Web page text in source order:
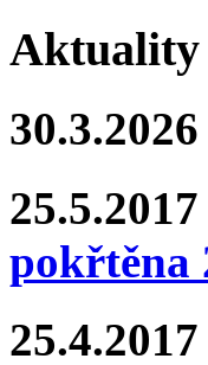
Aktuality
30.3.2026
25.5.2017
pokřtěna
25.4.2017